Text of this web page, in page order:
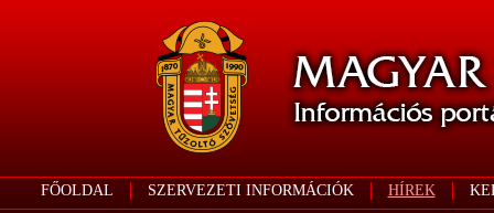
FŐOLDAL SZERVEZETI INFORMÁCIÓK HÍREK